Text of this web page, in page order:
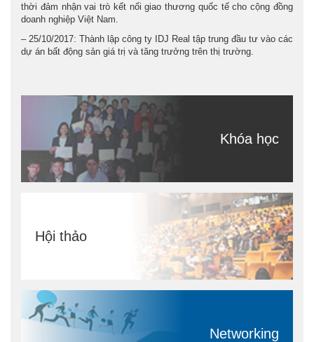
thời đảm nhận vai trò kết nối giao thương quốc tế cho cộng đồng
doanh nghiệp Việt Nam.
– 25/10/2017: Thành lập công ty IDJ Real tập trung đầu tư vào các
dự án bất động sản giá trị và tăng trưởng trên thị trường.
Khóa học
Hội thảo
Networking